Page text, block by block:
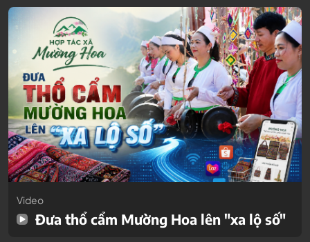
Video
Đưa thổ cẩm Mường Hoa lên "xa lộ số"